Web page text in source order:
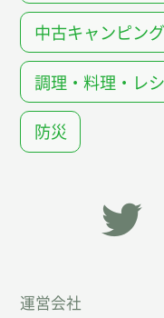
中古キャンピン
調理・料理・レ
防災
運営会社